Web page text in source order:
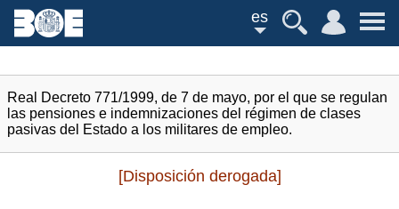
es
Real Decreto 771/1999, de 7 de mayo, por el que se regulan
las pensiones e indemnizaciones del régimen de clases
pasivas del Estado a los militares de empleo.
[Disposición derogada]